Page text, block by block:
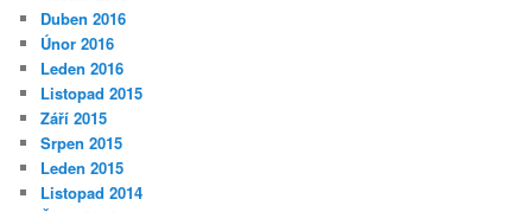
Duben 2016
Únor 2016
Leden 2016
Listopad 2015
Září 2015
Srpen 2015
Leden 2015
Listopad 2014